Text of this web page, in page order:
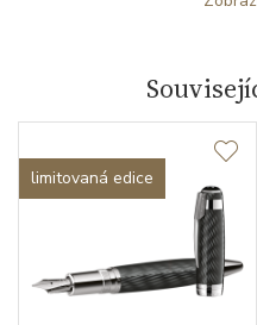
Celkový tvar pera se
let
limitovaná edice